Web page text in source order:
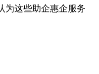
为这些助企惠企服务